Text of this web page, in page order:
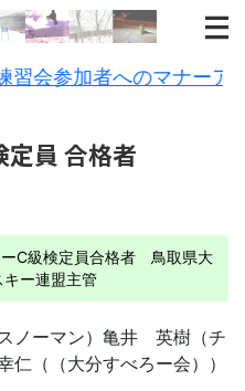
習会参加者へのマナーア
員 合格者
C級検定員合格者 鳥取県大
ー連盟主管
ーマン）亀井 英樹（チ
（（大分すべろー会））